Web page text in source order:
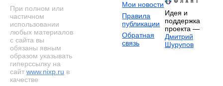
При полном или
частичном
использовании
любых материалов
с сайта вы
обязаны явным
образом указывать
гиперссылку на
сайт www.nixp.ru в
качестве
Мои новости
Правила
публикации
Обратная
связь
Идея и
поддержка
проекта —
Дмитрий
Шурупов